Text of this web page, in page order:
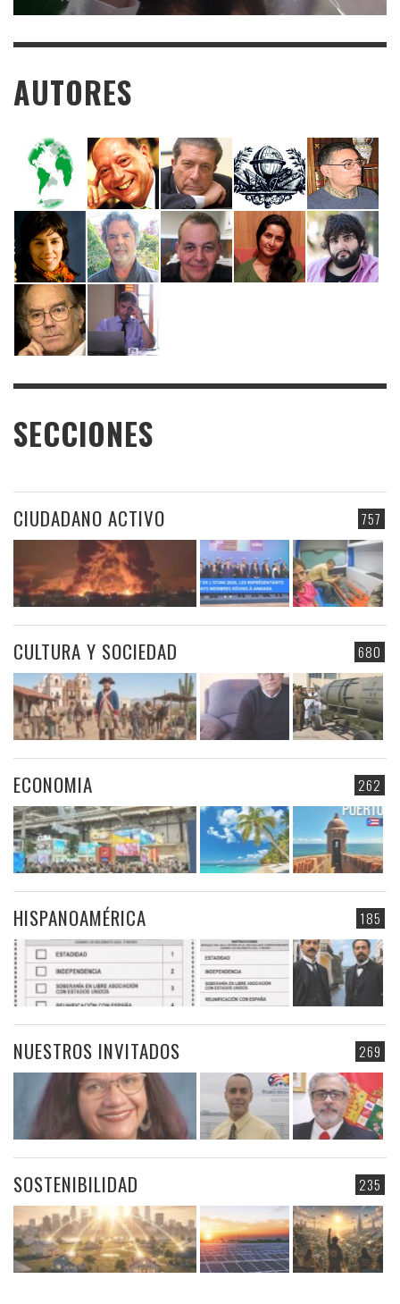
AUTORES
SECCIONES
757
CIUDADANO ACTIVO
680
CULTURA Y SOCIEDAD
262
ECONOMIA
185
HISPANOAMÉRICA
269
NUESTROS INVITADOS
235
SOSTENIBILIDAD